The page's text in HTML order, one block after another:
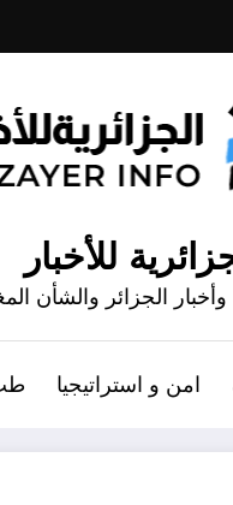
للأخبار
الجزائر والشأن
امن و استراتيجيا